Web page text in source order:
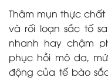
Thâm mụn thực
và rối loạn sắc tố
nhanh hay chậm
phục hồi mô da,
động của tế bào